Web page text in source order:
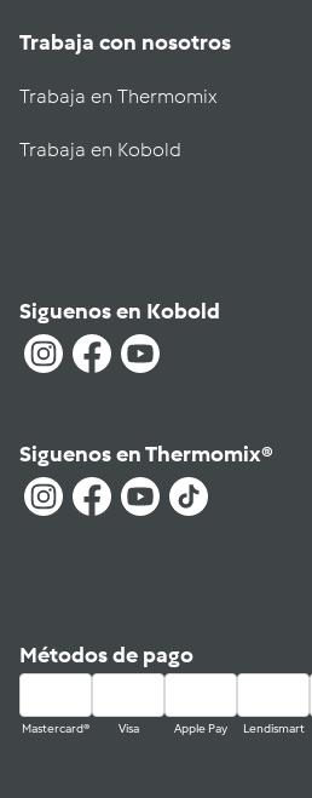
Trabaja con nosotros
Trabaja en Thermomix
Trabaja en Kobold
Siguenos en Kobold
Siguenos en Thermomix®
Métodos de pago
Mastercard® Visa Apple Pay Lendismart